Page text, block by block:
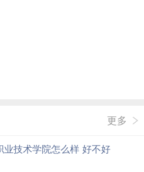
更多
业技术学院怎么样 好不好